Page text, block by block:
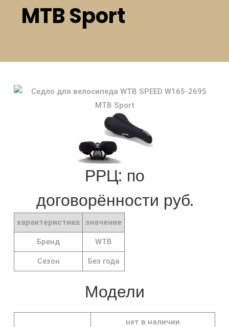
MTB Sport
РРЦ: по
договорённости руб.
характеристика значение
Бренд WTB
Сезон Без года
Модели
нет в наличии